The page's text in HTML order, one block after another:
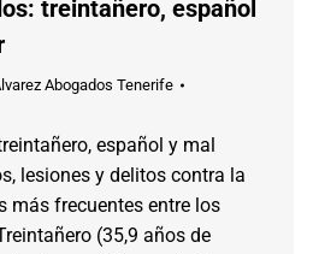
treintañero, español
Abogados Tenerife
español y mal
lesiones y delitos contra la
más frecuentes entre los
(35,9 años de